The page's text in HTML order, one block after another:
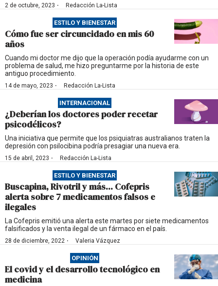
2 de octubre, 2023 · Redacción La-Lista
ESTILO Y BIENESTAR
Cómo fue ser circuncidado en mis 60
años
Cuando mi doctor me dijo que la operación podía ayudarme con un
problema de salud, me hizo preguntarme por la historia de este
antiguo procedimiento.
14 de mayo, 2023 · Redacción La-Lista
INTERNACIONAL
¿Deberían los doctores poder recetar
psicodélicos?
Una iniciativa que permite que los psiquiatras australianos traten la
depresión con psilocibina podría presagiar una nueva era.
15 de abril, 2023 · Redacción La-Lista
ESTILO Y BIENESTAR
Buscapina, Rivotril y más... Cofepris
alerta sobre 7 medicamentos falsos e
ilegales
La Cofepris emitió una alerta este martes por siete medicamentos
falsificados y la venta ilegal de un fármaco en el país.
28 de diciembre, 2022 · Valeria Vázquez
OPINIÓN
El covid y el desarrollo tecnológico en
medicina